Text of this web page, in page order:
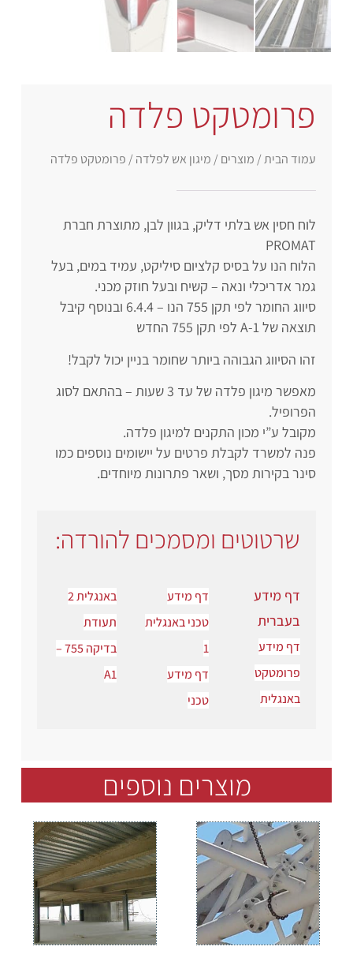
פרומטקט פלדה
עמוד הבית/מוצרים /מיגון אש לפלדה / פרומטקט פלדה
לוח חסין אש בלתי דליק, בגוון לבן, מתוצרת חברת
PROMAT
הלוח הנו על בסיס קלציום סיליקט, עמיד במים, בעל
גמר אדריכלי ונאה – קשיח ובעל חוזק מכני.
סיווג החומר לפי תקן 755 הנו – 6.4.4 ובנוסף קיבל
תוצאה של A-1 לפי תקן 755 החדש
זהו הסיווג הגבוהה ביותר שחומר בניין יכול לקבל!
מאפשר מיגון פלדה של עד 3 שעות – בהתאם לסוג
הפרופיל.
מקובל ע”י מכון התקנים למיגון פלדה.
פנה למשרד לקבלת פרטים על יישומים נוספים כמו
סינר בקירות מסך, ושאר פתרונות מיוחדים.
שרטוטים ומסמכים להורדה:
דף מידע
בעברית
דף מידע
פרומטקט
באנגלית
דף מידע
טכני באנגלית
1
דף מידע
טכני
באנגלית 2
תעודת
בדיקה 755 –
A1
מוצרים נוספים